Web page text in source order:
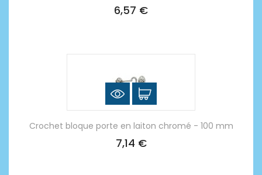
6,57 €
Crochet bloque porte en laiton chromé - 100 mm
7,14 €